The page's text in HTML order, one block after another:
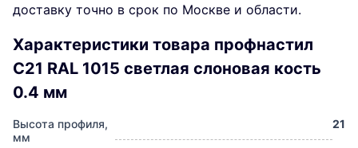
доставку точно в срок по Москве и области.
Характеристики товара профнастил
С21 RAL 1015 светлая слоновая кость
0.4 мм
Высота профиля,
мм
21